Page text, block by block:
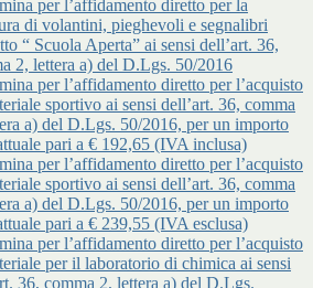
per l’affidamento diretto per la
di volantini, pieghevoli e segnalibri
“ Scuola Aperta” ai sensi dell’art. 36,
2, lettera a) del D.Lgs. 50/2016
per l’affidamento diretto per l’acquisto
sportivo ai sensi dell’art. 36, comma
a) del D.Lgs. 50/2016, per un importo
pari a € 192,65 (IVA inclusa)
per l’affidamento diretto per l’acquisto
sportivo ai sensi dell’art. 36, comma
a) del D.Lgs. 50/2016, per un importo
pari a € 239,55 (IVA esclusa)
per l’affidamento diretto per l’acquisto
per il laboratorio di chimica ai sensi
36, comma 2, lettera a) del D.Lgs.